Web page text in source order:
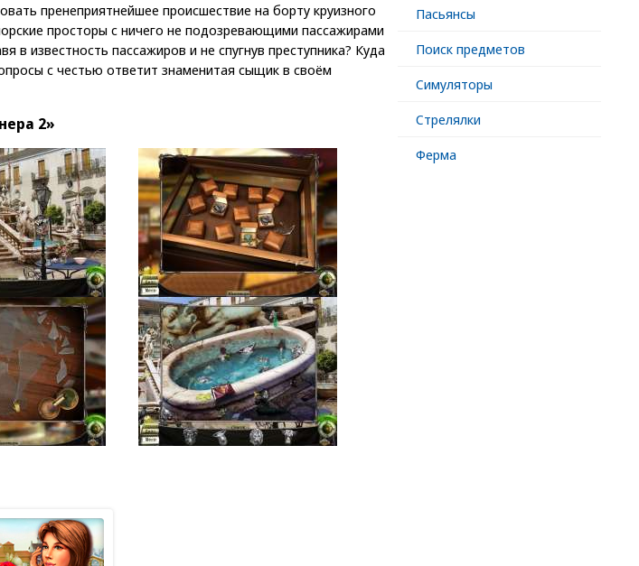
пренеприятнейшее происшествие на борту круизного
просторы с ничего не подозревающими пассажирами
в известность пассажиров и не спугнув преступника? Куда
с честью ответит знаменитая сыщик в своём
2»
Пасьянсы
Поиск предметов
Симуляторы
Стрелялки
Ферма